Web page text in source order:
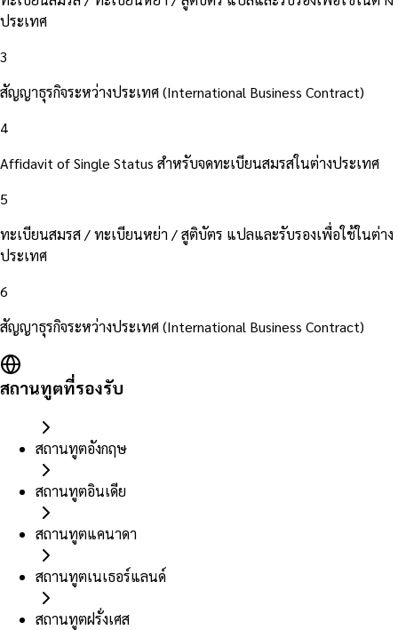
ประเทศ
3
สัญญาธุรกิจระหว่างประเทศ (International Business Contract)
4
Affidavit of Single Status สำหรับจดทะเบียนสมรสในต่างประเทศ
5
ทะเบียนสมรส / ทะเบียนหย่า / สูติบัตร แปลและรับรองเพื่อใช้ในต่าง
ประเทศ
6
สัญญาธุรกิจระหว่างประเทศ (International Business Contract)
สถานทูตที่รองรับ
สถานทูตอังกฤษ
สถานทูตอินเดีย
สถานทูตแคนาดา
สถานทูตเนเธอร์แลนด์
สถานทูตฝรั่งเศส